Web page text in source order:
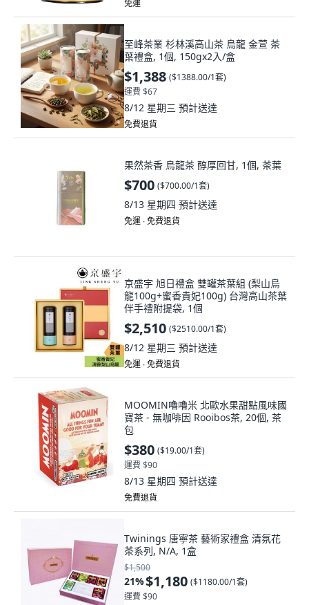
免運
至峰茶業 杉林溪高山茶 烏龍 金萱 茶
葉禮盒, 1個, 150gx2入/盒
$1,388 ($1388.00/1套)
運費 $67
8/12 星期三 預計送達
免費退貨
果然茶香 烏龍茶 醇厚回甘, 1個, 茶葉
$700 ($700.00/1套)
8/13 星期四 預計送達
免運 ∙ 免費退貨
京盛宇 旭日禮盒 雙罐茶葉組 (梨山烏
龍100g+蜜香貴妃100g) 台灣高山茶葉
伴手禮附提袋, 1個
$2,510 ($2510.00/1套)
8/12 星期三 預計送達
免運 ∙ 免費退貨
MOOMIN嚕嚕米 北歐水果甜點風味國
寶茶 - 無咖啡因 Rooibos茶, 20個, 茶
包
$380 ($19.00/1套)
運費 $90
8/13 星期四 預計送達
免費退貨
Twinings 唐寧茶 藝術家禮盒 清氛花
茶系列, N/A, 1盒
$1,500
21%$1,180 ($1180.00/1套)
運費 $90